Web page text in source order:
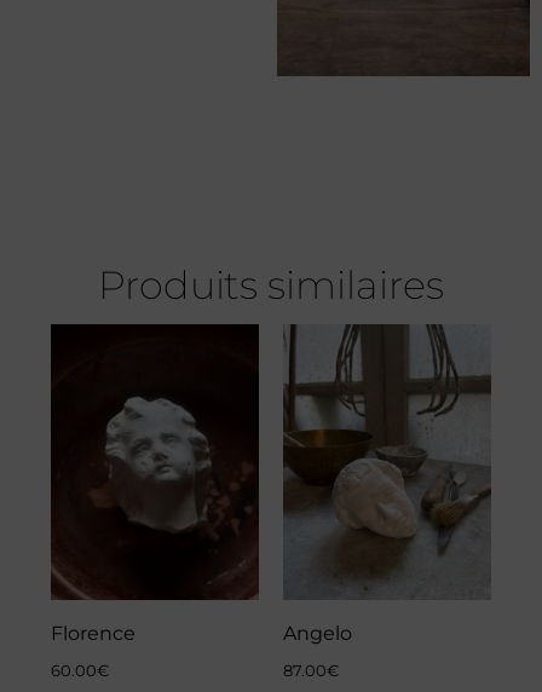
Produits similaires
Florence
60.00€
Angelo
87.00€